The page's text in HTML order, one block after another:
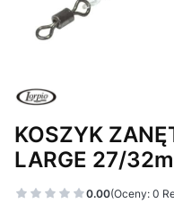
KOSZYK
LARGE 27/
0.00(Oceny: 0